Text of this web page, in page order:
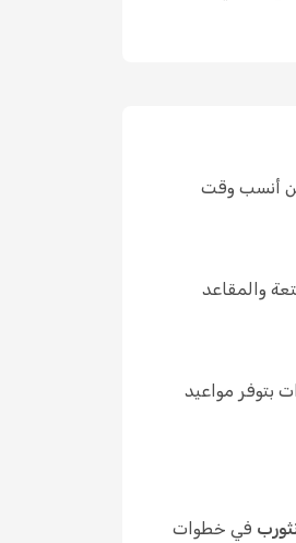
عن أنسب وقت
والمقاعد
بتوفر مواعيد
في خطوات